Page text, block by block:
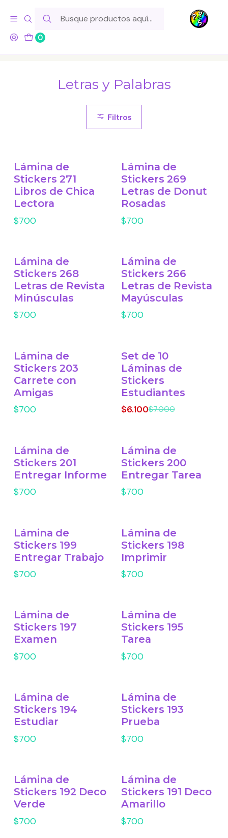
0
Hola! Si tu pedido incluye productos de fabricación propia,
ten en cuenta este tiempo para el despacho
Inicio Lo Hacemos Nosotros
Letras y Palabras
Filtros
Lámina de
Stickers 271
Libros de Chica
Lectora
$700
Lámina de
Stickers 269
Letras de Donut
Rosadas
$700
Lámina de
Stickers 268
Letras de Revista
Minúsculas
$700
Lámina de
Stickers 266
Letras de Revista
Mayúsculas
$700
Lámina de
Stickers 203
Carrete con
Amigas
$700
-13% OFF
Set de 10
Láminas de
Stickers
Estudiantes
$6.100$7.000
Lámina de
Stickers 201
Entregar Informe
$700
Lámina de
Stickers 200
Entregar Tarea
$700
Lámina de
Stickers 199
Entregar Trabajo
$700
Lámina de
Stickers 198
Imprimir
$700
Lámina de
Stickers 197
Examen
$700
Lámina de
Stickers 195
Tarea
$700
Lámina de
Stickers 194
Estudiar
$700
Lámina de
Stickers 193
Prueba
$700
Lámina de
Stickers 192 Deco
Verde
$700
Lámina de
Stickers 191 Deco
Amarillo
$700